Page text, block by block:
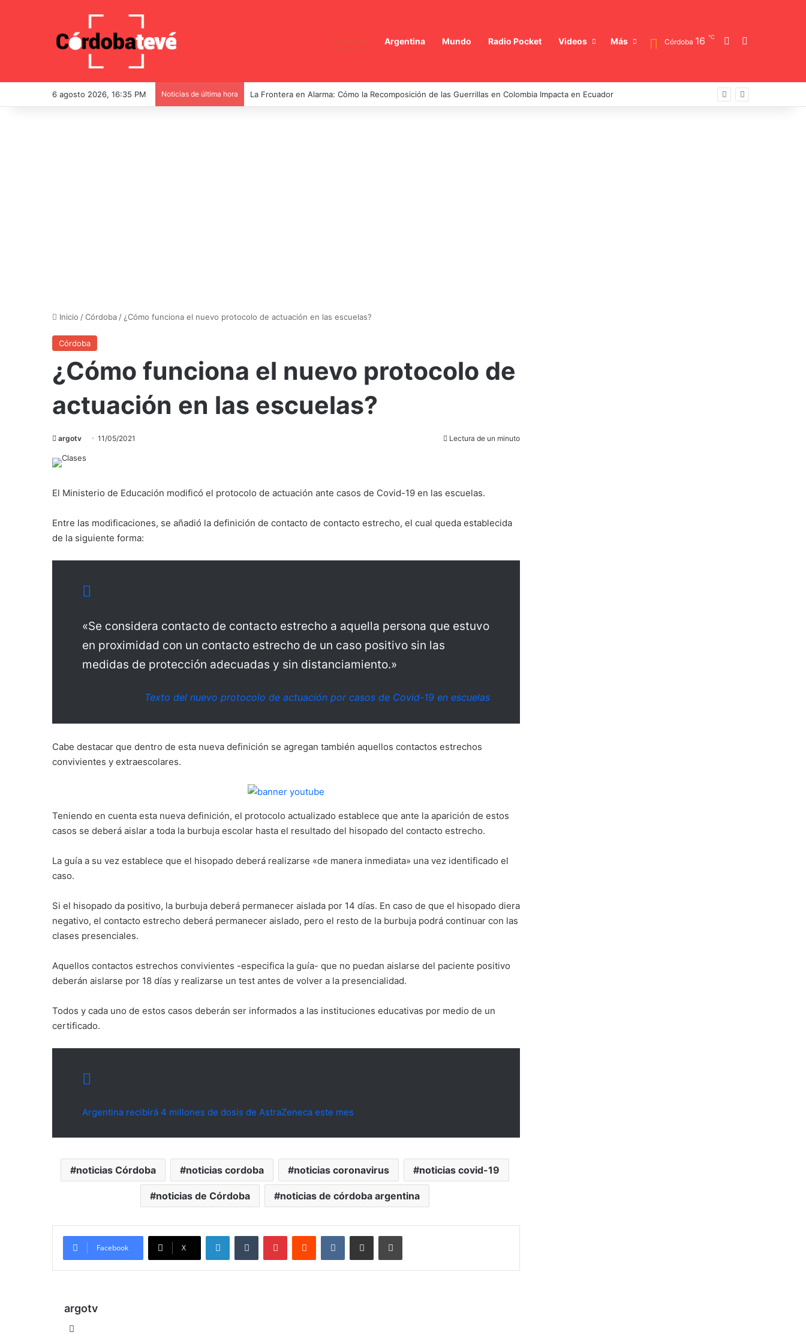
Argentina Mundo Radio Pocket Videos Más Córdoba 16 ℃ Switch skin
6 agosto 2026, 16:35 PM Noticias de última hora La Frontera en Alarma: Cómo la Recomposición de las Guerrillas en Colombia Impacta en Ecuador
Inicio /Córdoba / ¿Cómo funciona el nuevo protocolo de actuación en las escuelas?
Córdoba
¿Cómo funciona el nuevo protocolo de
actuación en las escuelas?
argotv 11/05/2021 Lectura de un minuto
El Ministerio de Educación modificó el protocolo de actuación ante casos de Covid-19 en las escuelas.
Entre las modificaciones, se añadió la definición de contacto de contacto estrecho, el cual queda establecida
de la siguiente forma:
«Se considera contacto de contacto estrecho a aquella persona que estuvo
en proximidad con un contacto estrecho de un caso positivo sin las
medidas de protección adecuadas y sin distanciamiento.»
Texto del nuevo protocolo de actuación por casos de Covid-19 en escuelas
Cabe destacar que dentro de esta nueva definición se agregan también aquellos contactos estrechos
convivientes y extraescolares.
Teniendo en cuenta esta nueva definición, el protocolo actualizado establece que ante la aparición de estos
casos se deberá aislar a toda la burbuja escolar hasta el resultado del hisopado del contacto estrecho.
La guía a su vez establece que el hisopado deberá realizarse «de manera inmediata» una vez identificado el
caso.
Si el hisopado da positivo, la burbuja deberá permanecer aislada por 14 días. En caso de que el hisopado diera
negativo, el contacto estrecho deberá permanecer aislado, pero el resto de la burbuja podrá continuar con las
clases presenciales.
Aquellos contactos estrechos convivientes -especifica la guía- que no puedan aislarse del paciente positivo
deberán aislarse por 18 días y realizarse un test antes de volver a la presencialidad.
Todos y cada uno de estos casos deberán ser informados a las instituciones educativas por medio de un
certificado.
Argentina recibirá 4 millones de dosis de AstraZeneca este mes
noticias Córdoba noticias cordoba noticias coronavirus noticias covid-19
noticias de Córdoba noticias de córdoba argentina
Facebook X
LinkedInTumblr PinterestReddit VKontakte
Compartir por mail Imprimir
argotv